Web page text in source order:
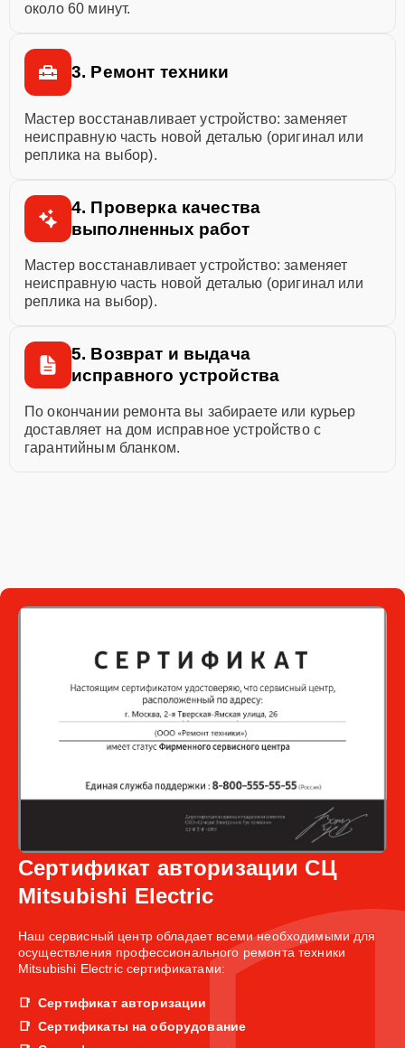
около 60 минут.
3. Ремонт техники
Мастер восстанавливает устройство: заменяет
неисправную часть новой деталью (оригинал или
реплика на выбор).
4. Проверка качества
выполненных работ
Мастер восстанавливает устройство: заменяет
неисправную часть новой деталью (оригинал или
реплика на выбор).
5. Возврат и выдача
исправного устройства
По окончании ремонта вы забираете или курьер
доставляет на дом исправное устройство с
гарантийным бланком.
Сертификат авторизации СЦ
Mitsubishi Electric
Наш сервисный центр обладает всеми необходимыми для
осуществления профессионального ремонта техники
Mitsubishi Electric сертификатами:
Сертификат авторизации
Сертификаты на оборудование